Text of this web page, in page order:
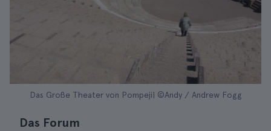
Das Große Theater von Pompeji| ©Andy / Andrew Fogg
Das Forum